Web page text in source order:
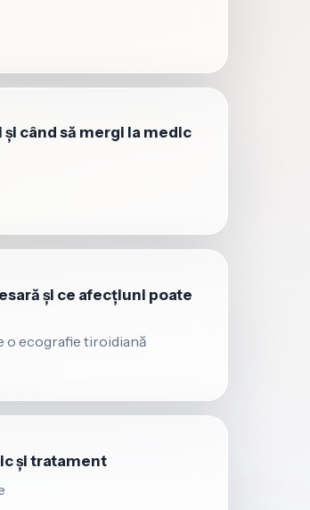
când să mergi la medic
și ce afecțiuni poate
o ecografie tiroidiană
și tratament